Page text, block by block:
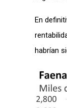
En
habrían